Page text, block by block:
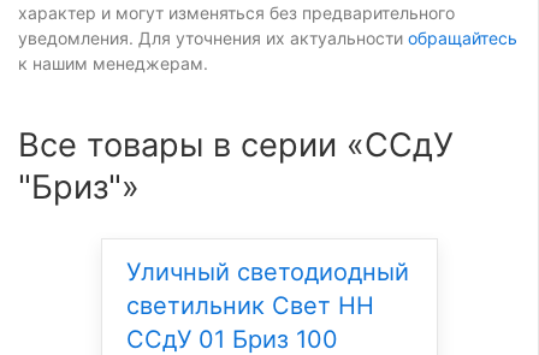
характер и могут изменяться без предварительного
уведомления. Для уточнения их актуальности обращайтесь
к нашим менеджерам.
Все товары в серии «ССдУ
"Бриз"»
Уличный светодиодный
светильник Свет НН
ССдУ 01 Бриз 100